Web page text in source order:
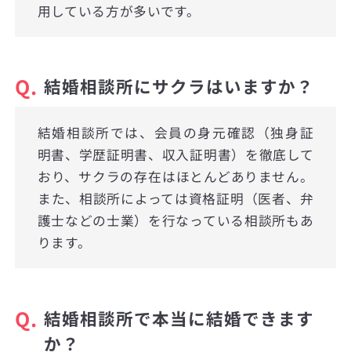
用している方が多いです。
Q. 結婚相談所にサクラはいますか？
結婚相談所では、会員の身元確認（独身証
明書、学歴証明書、収入証明書）を徹底して
おり、サクラの存在はほとんどありません。
また、相談所によっては資格証明（医者、弁
護士などの士業）を行なっている相談所もあ
ります。
Q. 結婚相談所で本当に結婚できます
か？